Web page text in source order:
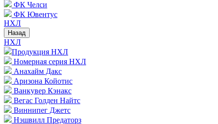
ФК Челси
ФК Ювентус
НХЛ
Назад
НХЛ
Продукция НХЛ
Номерная серия НХЛ
Анахайм Дакс
Аризона Койотис
Ванкувер Кэнакс
Вегас Голден Найтс
Виннипег Джетс
Нэшвилл Предаторз